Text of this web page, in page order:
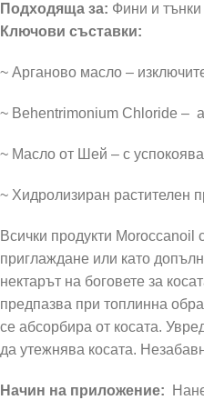
Подходяща за: Фини и
Ключови съставки:
~ Арганово масло –
~ Behentrimonium Chloridе –
~ Масло от Шей – с
~ Хидролизиран растителен
Всички продукти Moroccanoil
приглаждане или като
нектарът на боговете за
предпазва при топлинна
се абсорбира от косата.
да утежнява косата.
Начин на приложение: